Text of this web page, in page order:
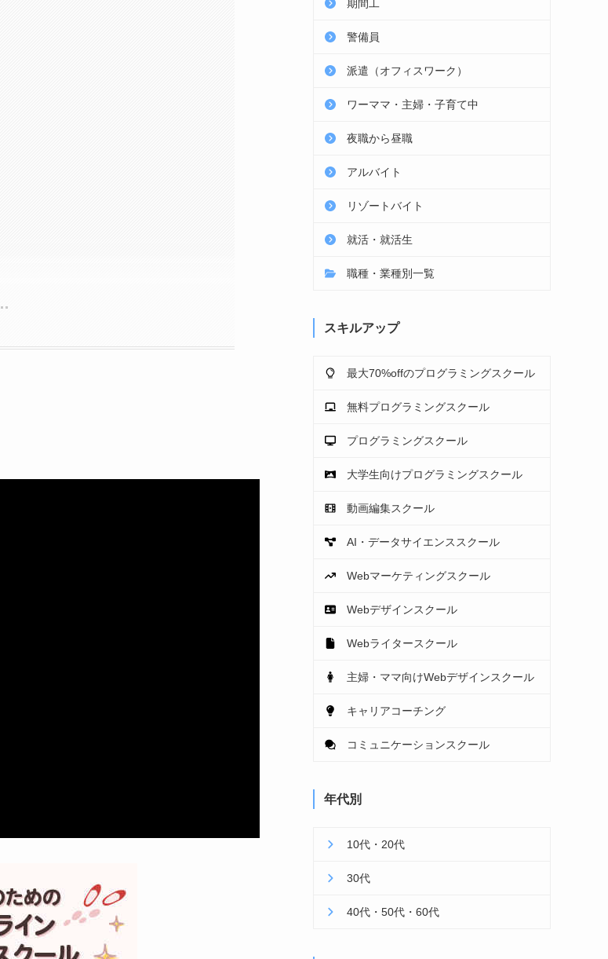
期間工
警備員
派遣（オフィスワーク）
ワーママ・主婦・子育て中
夜職から昼職
アルバイト
リゾートバイト
就活・就活生
職種・業種別一覧
スキルアップ
最大70%offのプログラミングスクール
無料プログラミングスクール
プログラミングスクール
大学生向けプログラミングスクール
動画編集スクール
AI・データサイエンススクール
Webマーケティングスクール
Webデザインスクール
Webライタースクール
主婦・ママ向けWebデザインスクール
キャリアコーチング
コミュニケーションスクール
年代別
10代・20代
30代
40代・50代・60代